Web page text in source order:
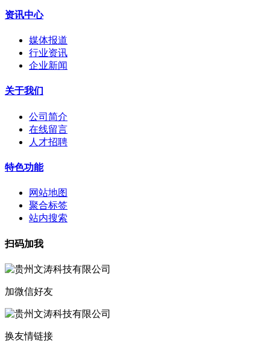
资讯中心
媒体报道
行业资讯
企业新闻
关于我们
公司简介
在线留言
人才招聘
特色功能
网站地图
聚合标签
站内搜索
扫码加我
加微信好友
换友情链接